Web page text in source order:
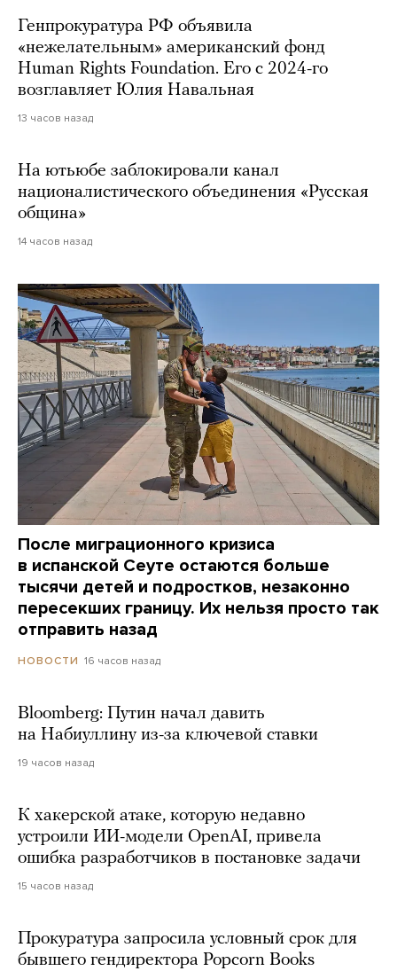
Генпрокуратура РФ объявила
«нежелательным» американский фонд
Human Rights Foundation. Его с 2024-го
возглавляет Юлия Навальная
13 часов назад
На ютьюбе заблокировали канал
националистического объединения «Русская
община»
14 часов назад
После миграционного кризиса
в испанской Сеуте остаются больше
тысячи детей и подростков, незаконно
пересекших границу. Их нельзя просто так
отправить назад
НОВОСТИ 16 часов назад
Bloomberg: Путин начал давить
на Набиуллину из-за ключевой ставки
19 часов назад
К хакерской атаке, которую недавно
устроили ИИ-модели OpenAI, привела
ошибка разработчиков в постановке задачи
15 часов назад
Прокуратура запросила условный срок для
бывшего гендиректора Popcorn Books